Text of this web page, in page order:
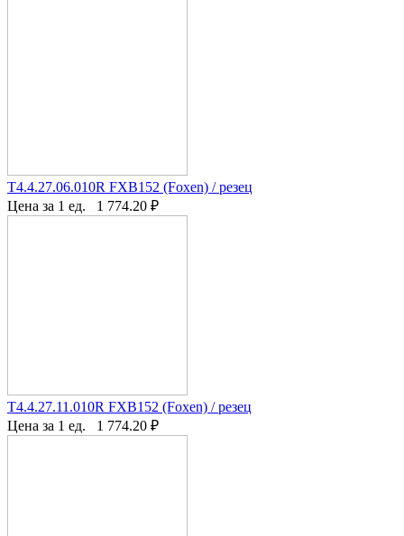
T4.4.27.06.010R FXB152 (Foxen) / резец
Цена за 1 ед.
1 774.20 ₽
T4.4.27.11.010R FXB152 (Foxen) / резец
Цена за 1 ед.
1 774.20 ₽